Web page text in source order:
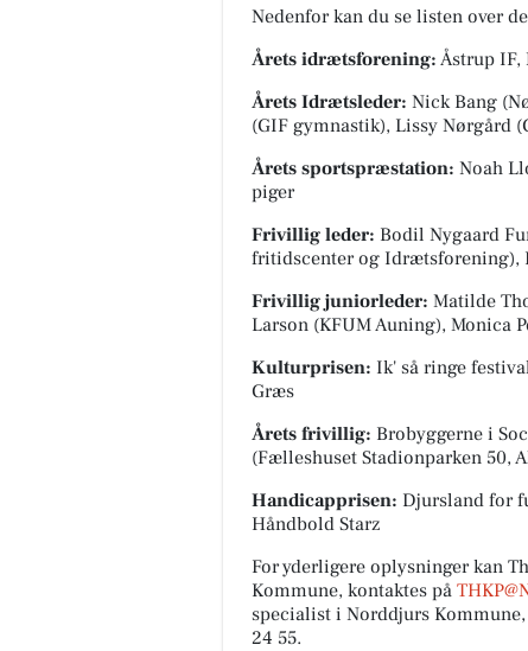
Nedenfor kan du se listen over
Årets idrætsforening: Åstrup IF,
Årets Idrætsleder: Nick Bang
(GIF gymnastik), Lissy Nørgård
Årets sportspræstation: Noah
piger
Frivillig leder: Bodil Nygaard
fritidscenter og Idrætsforening),
Frivillig juniorleder: Matilde
Larson (KFUM Auning), Monica
Kulturprisen: Ik' så ringe
Græs
Årets frivillig: Brobyggerne i
(Fælleshuset Stadionparken 50,
Handicapprisen: Djursland for
Håndbold Starz
For yderligere oplysninger kan
Kommune, kontaktes på
specialist i Norddjurs
24 55.